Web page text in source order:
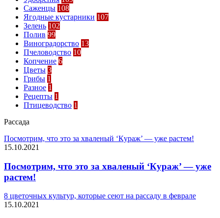
Саженцы 108
Ягодные кустарники 107
Зелень 102
Полив 99
Виноградорство 13
Пчеловодство 10
Копчение 6
Цветы 3
Грибы 1
Разное 1
Рецепты 1
Птицеводство 1
Рассада
Посмотрим, что это за хваленый ‘Кyраж’ — уже растем!
15.10.2021
Посмотрим, что это за хваленый ‘Кyраж’ — уже
растем!
8 цветочных культур, которые сеют на рассаду в феврале
15.10.2021